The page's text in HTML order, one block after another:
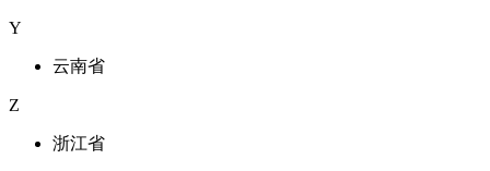
Y
云南省
Z
浙江省